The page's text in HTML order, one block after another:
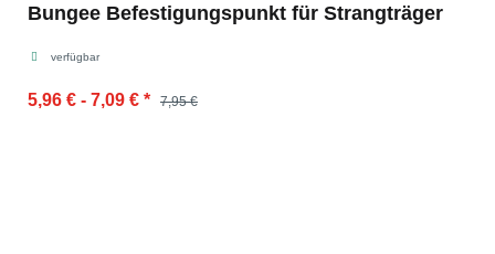
Bungee Befestigungspunkt für Strangträger
verfügbar
5,96 € - 7,09 € * 7,95 €